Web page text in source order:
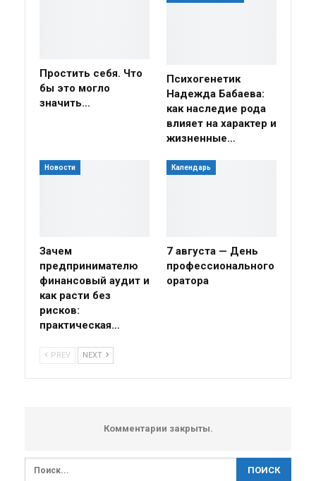
Простить себя. Что
бы это могло
значить…
Психогенетик
Надежда Бабаева:
как наследие рода
влияет на характер и
жизненные…
Новости
Зачем
предпринимателю
финансовый аудит и
как расти без
рисков:
практическая…
Календарь
7 августа — День
профессионального
оратора
PREV NEXT
Комментарии закрыты.